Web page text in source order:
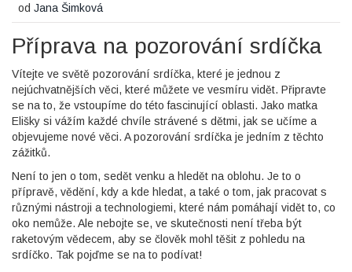
odJana Šimková
Příprava na pozorování srdíčka
Vítejte ve světě pozorování srdíčka, které je jednou z
nejúchvatnějších věci, které můžete ve vesmíru vidět. Připravte
se na to, že vstoupíme do této fascinující oblasti. Jako matka
Elišky si vážím každé chvíle strávené s dětmi, jak se učíme a
objevujeme nové věci. A pozorování srdíčka je jedním z těchto
zážitků.
Není to jen o tom, sedět venku a hledět na oblohu. Je to o
přípravě, vědění, kdy a kde hledat, a také o tom, jak pracovat s
různými nástroji a technologiemi, které nám pomáhají vidět to, co
oko nemůže. Ale nebojte se, ve skutečnosti není třeba být
raketovým vědecem, aby se člověk mohl těšit z pohledu na
srdíčko. Tak pojďme se na to podívat!